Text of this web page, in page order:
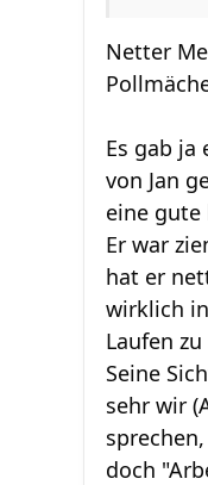
Netter
Es gab ja
von Jan
eine gute
Er war
hat er
wirklich
Laufen
Seine
sehr wir
doch